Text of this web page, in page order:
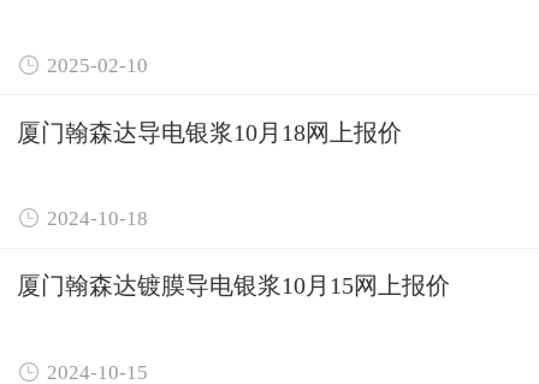
 2025-02-10
厦门翰森达导电银浆10月18网上报价
 2024-10-18
厦门翰森达镀膜导电银浆10月15网上报价
 2024-10-15